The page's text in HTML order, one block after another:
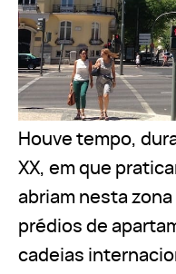
Houve tempo,
XX, em que
abriam nesta
prédios de
cadeias